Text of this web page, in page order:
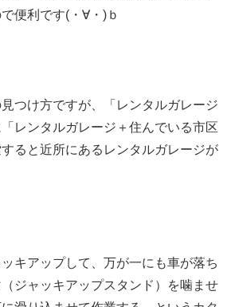
便利です(・∀・)ｂ
つけ方ですが、「レンタルガレージ
レンタルガレージ＋住んでいる市区
ると近所にあるレンタルガレージが
キアップして、万が一にも車が落ち
ジャッキアップスタンド）を噛ませ